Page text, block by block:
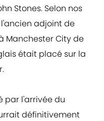
Stones. Selon nos
l'ancien adjoint de
Manchester City de
était placé sur la
par l'arrivée du
définitivement